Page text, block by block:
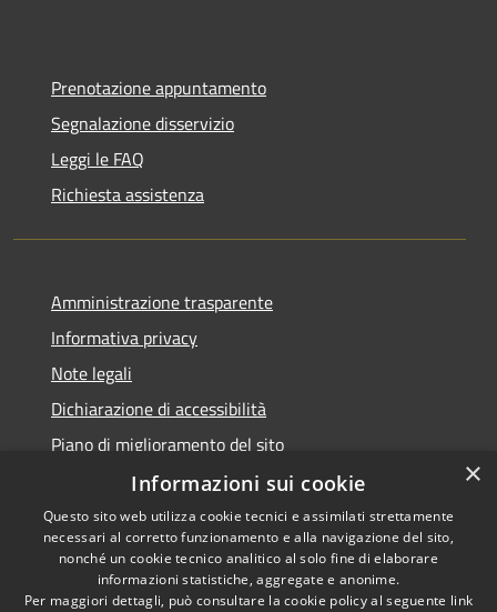
Prenotazione appuntamento
Segnalazione disservizio
Leggi le FAQ
Richiesta assistenza
Amministrazione trasparente
Informativa privacy
Note legali
Dichiarazione di accessibilità
Piano di miglioramento del sito
Accessibilità
Copyright © 2026 • Comune di
Baiso • Powered by
×
Informazioni sui cookie
Questo sito web utilizza cookie tecnici e assimilati strettamente
necessari al corretto funzionamento e alla navigazione del sito,
nonché un cookie tecnico analitico al solo fine di elaborare
informazioni statistiche, aggregate e anonime.
Per maggiori dettagli, può consultare la cookie policy al seguente link